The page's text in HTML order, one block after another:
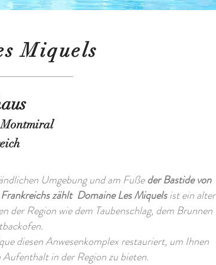
Miquels
Umgebung und am Fußeder Bastide von
zählt Domaine Les Miquelsist ein alter
der Region wie dem Taubenschlag, dem Brunnen
diesen Anwesenkomplex restauriert, um Ihnen
in der Region zu bieten.